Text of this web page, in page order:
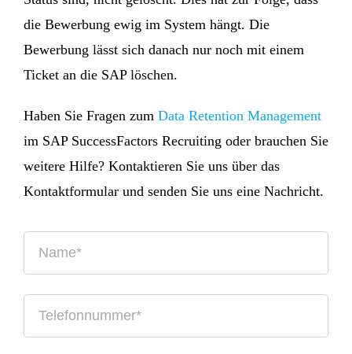
die Bewerbung ewig im System hängt. Die
Bewerbung lässt sich danach nur noch mit einem
Ticket an die SAP löschen.
Haben Sie Fragen zum Data Retention Management
im SAP SuccessFactors Recruiting oder brauchen Sie
weitere Hilfe? Kontaktieren Sie uns über das
Kontaktformular und senden Sie uns eine Nachricht.